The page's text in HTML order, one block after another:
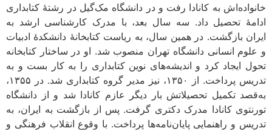
خانواده‌اش به کانادا رفت و در دانشگاه مک‌گیل در رشتۀ کتابداری
ادامۀ تحصیل داد. سه سال بعد، با مدرک کارشناسی ارشد به
ایران بازگشت. در همین سال، به ریاست کتابخانۀ دانشکدۀ ادبیات
و علوم انسانی دانشگاه تهران منصوب شد. او در ساختار کتابخانه
تحول ایجاد کرد و اندیشه‌های نوین کتابداری را به کار بست و به
تدریس پرداخت. از ۱۳۵۰، نیز مدیر گروه کتابداری شد. در ۱۳۵۵،
به‌قصد تکمیل تحصیلاتش بار دیگر عازم کانادا شد و از دانشگاه
تورنتوی کانادا مدرک دکتری گرفت. پس از بازگشت به ایران، به
تدریس و راهنمایی پایان‌نامه‌ها پرداخت. با وقوع انقلاب فرهنگی و